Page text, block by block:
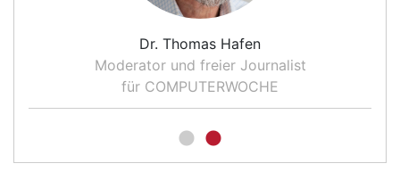
Dr. Thomas Hafen
Moderator und freier Journalist
für COMPUTERWOCHE